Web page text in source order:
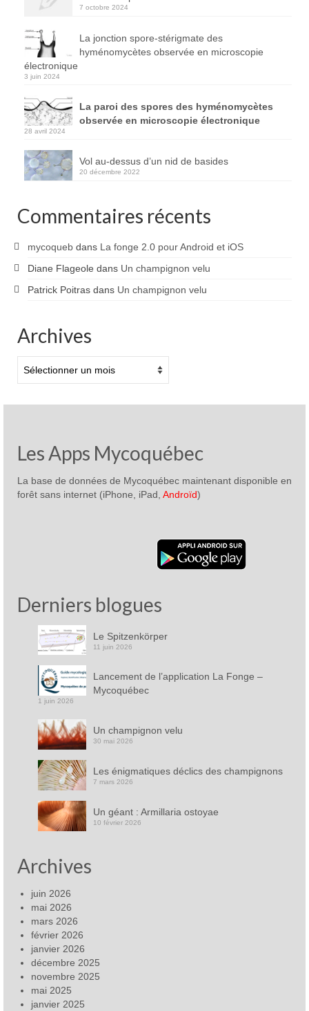
7 octobre 2024
La jonction spore-stérigmate des
hyménomycètes observée en microscopie
électronique
3 juin 2024
La paroi des spores des hyménomycètes
observée en microscopie électronique
28 avril 2024
Vol au-dessus d’un nid de basides
20 décembre 2022
Commentaires récents
mycoqueb dans La fonge 2.0 pour Android et iOS
Diane Flageole dans Un champignon velu
Patrick Poitras dans Un champignon velu
Archives
Les Apps Mycoquébec
La base de données de Mycoquébec maintenant disponible en
forêt sans internet (iPhone, iPad, Androïd)
Derniers blogues
Le Spitzenkörper
11 juin 2026
Lancement de l’application La Fonge –
Mycoquébec
1 juin 2026
Un champignon velu
30 mai 2026
Les énigmatiques déclics des champignons
7 mars 2026
Un géant : Armillaria ostoyae
10 février 2026
Archives
juin 2026
mai 2026
mars 2026
février 2026
janvier 2026
décembre 2025
novembre 2025
mai 2025
janvier 2025